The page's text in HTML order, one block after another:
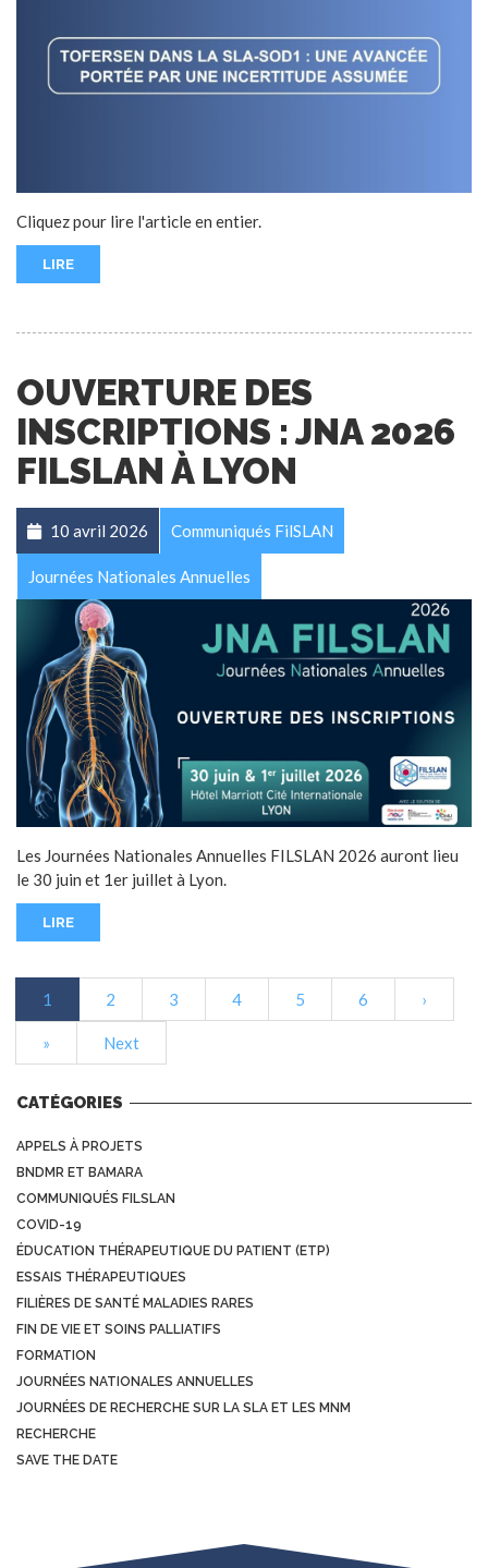
Cliquez pour lire l'article en entier.
LIRE
OUVERTURE DES
INSCRIPTIONS : JNA 2026
FILSLAN À LYON
10 avril 2026 Communiqués FilSLAN
Journées Nationales Annuelles
Les Journées Nationales Annuelles FILSLAN 2026 auront lieu
le 30 juin et 1er juillet à Lyon.
LIRE
1 2 3 4 5 6 ›
» Next
CATÉGORIES
APPELS À PROJETS
BNDMR ET BAMARA
COMMUNIQUÉS FILSLAN
COVID-19
ÉDUCATION THÉRAPEUTIQUE DU PATIENT (ETP)
ESSAIS THÉRAPEUTIQUES
FILIÈRES DE SANTÉ MALADIES RARES
FIN DE VIE ET SOINS PALLIATIFS
FORMATION
JOURNÉES NATIONALES ANNUELLES
JOURNÉES DE RECHERCHE SUR LA SLA ET LES MNM
RECHERCHE
SAVE THE DATE